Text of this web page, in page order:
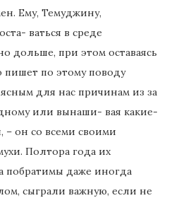
Ему, Темуджину,
ваться в среде
дольше, при этом оставаясь
пишет по этому поводу
для нас причинам из за
или вынаши- вая какие-
он со всеми своими
Полтора года их
побратимы даже иногда
сыграли важную, если не